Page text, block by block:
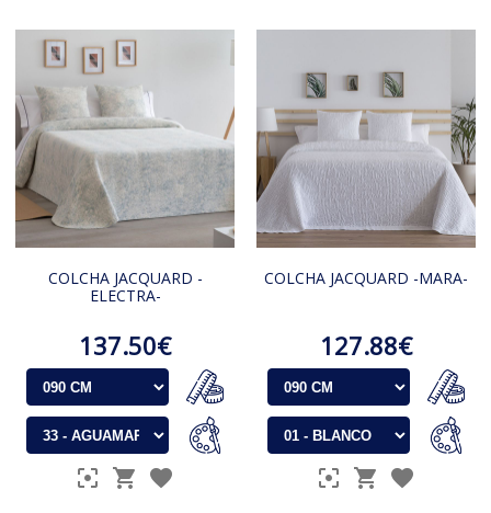
COLCHA JACQUARD -
ELECTRA-
137.50€
COLCHA JACQUARD -MARA-
127.88€